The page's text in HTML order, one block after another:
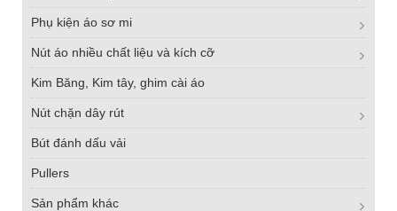
Phụ kiện áo sơ mi
Nút áo nhiều chất liệu và kích cỡ
Kim Băng, Kim tây, ghim cài áo
Nút chặn dây rút
Bút đánh dấu vải
Pullers
Sản phẩm khác